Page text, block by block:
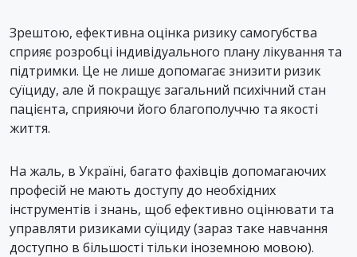
Зрештою, ефективна оцінка ризику самогубства
сприяє розробці індивідуального плану лікування та
підтримки. Це не лише допомагає знизити ризик
суїциду, але й покращує загальний психічний стан
пацієнта, сприяючи його благополуччю та якості
життя.
На жаль, в Україні, багато фахівців допомагаючих
професій не мають доступу до необхідних
інструментів і знань, щоб ефективно оцінювати та
управляти ризиками суїциду (зараз таке навчання
доступно в більшості тільки іноземною мовою).